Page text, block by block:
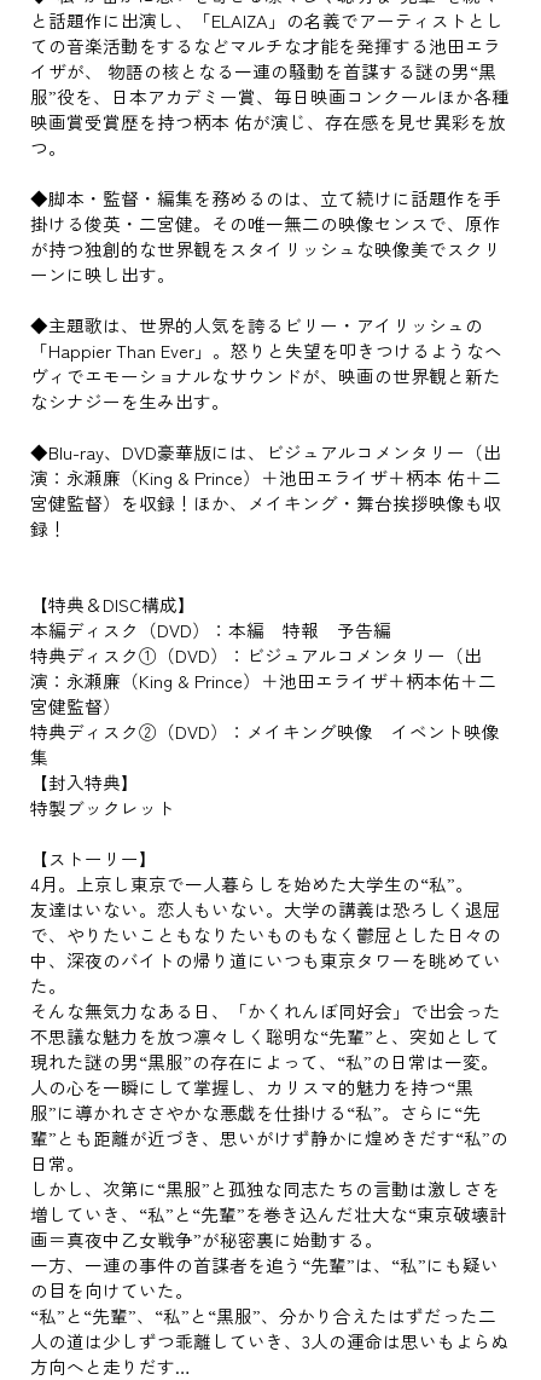
と話題作に出演し、「ELAIZA」の名義でアーティストとし
ての音楽活動をするなどマルチな才能を発揮する池田エラ
イザが、 物語の核となる一連の騒動を首謀する謎の男“黒
服”役を、日本アカデミー賞、毎日映画コンクールほか各種
映画賞受賞歴を持つ柄本 佑が演じ、存在感を見せ異彩を放
つ。
◆脚本・監督・編集を務めるのは、立て続けに話題作を手
掛ける俊英・二宮健。その唯一無二の映像センスで、原作
が持つ独創的な世界観をスタイリッシュな映像美でスクリ
ーンに映し出す。
◆主題歌は、世界的人気を誇るビリー・アイリッシュの
「Happier Than Ever」。怒りと失望を叩きつけるようなヘ
ヴィでエモーショナルなサウンドが、映画の世界観と新た
なシナジーを生み出す。
◆Blu-ray、DVD豪華版には、ビジュアルコメンタリー（出
演：永瀬廉（King & Prince）＋池田エライザ＋柄本 佑＋二
宮健監督）を収録！ほか、メイキング・舞台挨拶映像も収
録！
【特典＆DISC構成】
本編ディスク（DVD）：本編 特報 予告編
特典ディスク①（DVD）：ビジュアルコメンタリー（出
演：永瀬廉（King & Prince）＋池田エライザ＋柄本佑＋二
宮健監督）
特典ディスク②（DVD）：メイキング映像 イベント映像
集
【封入特典】
特製ブックレット
【ストーリー】
4月。上京し東京で一人暮らしを始めた大学生の“私”。
友達はいない。恋人もいない。大学の講義は恐ろしく退屈
で、やりたいこともなりたいものもなく鬱屈とした日々の
中、深夜のバイトの帰り道にいつも東京タワーを眺めてい
た。
そんな無気力なある日、「かくれんぼ同好会」で出会った
不思議な魅力を放つ凛々しく聡明な“先輩”と、突如として
現れた謎の男“黒服”の存在によって、“私”の日常は一変。
人の心を一瞬にして掌握し、カリスマ的魅力を持つ“黒
服”に導かれささやかな悪戯を仕掛ける“私”。さらに“先
輩”とも距離が近づき、思いがけず静かに煌めきだす“私”の
日常。
しかし、次第に“黒服”と孤独な同志たちの言動は激しさを
増していき、“私”と“先輩”を巻き込んだ壮大な“東京破壊計
画＝真夜中乙女戦争”が秘密裏に始動する。
一方、一連の事件の首謀者を追う“先輩”は、“私”にも疑い
の目を向けていた。
“私”と“先輩”、“私”と“黒服”、分かり合えたはずだった二
人の道は少しずつ乖離していき、3人の運命は思いもよらぬ
方向へと走りだす…